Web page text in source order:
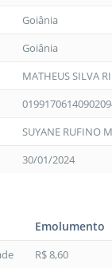
Goiânia
Goiânia
MATHEUS SILVA
SUYANE RUFINO
30/01/2024
Emolumento
R$ 8,60